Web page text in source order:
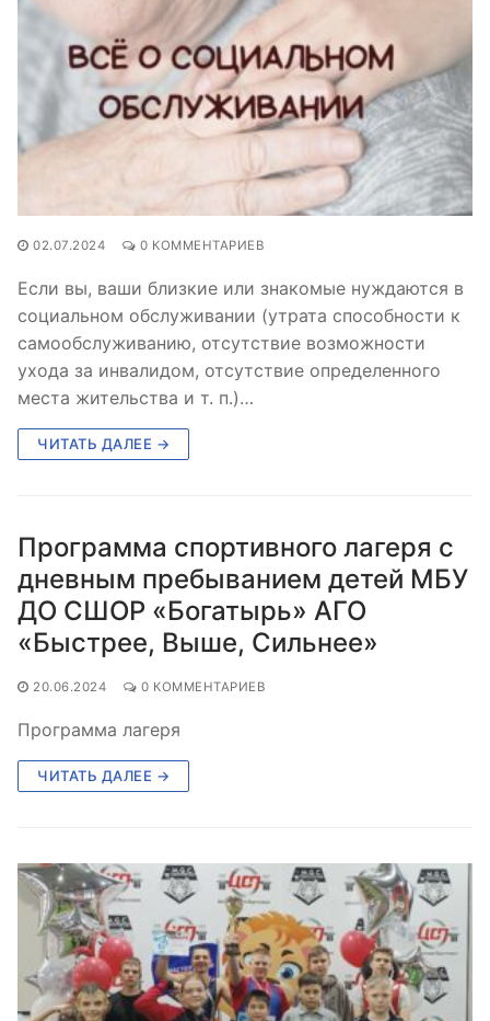
02.07.2024 0 КОММЕНТАРИЕВ
Если вы, ваши близкие или знакомые нуждаются в
социальном обслуживании (утрата способности к
самообслуживанию, отсутствие возможности
ухода за инвалидом, отсутствие определенного
места жительства и т. п.)…
ЧИТАТЬ ДАЛЕЕ →
Программа спортивного лагеря с
дневным пребыванием детей МБУ
ДО СШОР «Богатырь» АГО
«Быстрее, Выше, Сильнее»
20.06.2024 0 КОММЕНТАРИЕВ
Программа лагеря
ЧИТАТЬ ДАЛЕЕ →